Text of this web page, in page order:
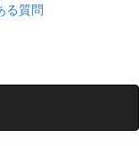
る質問